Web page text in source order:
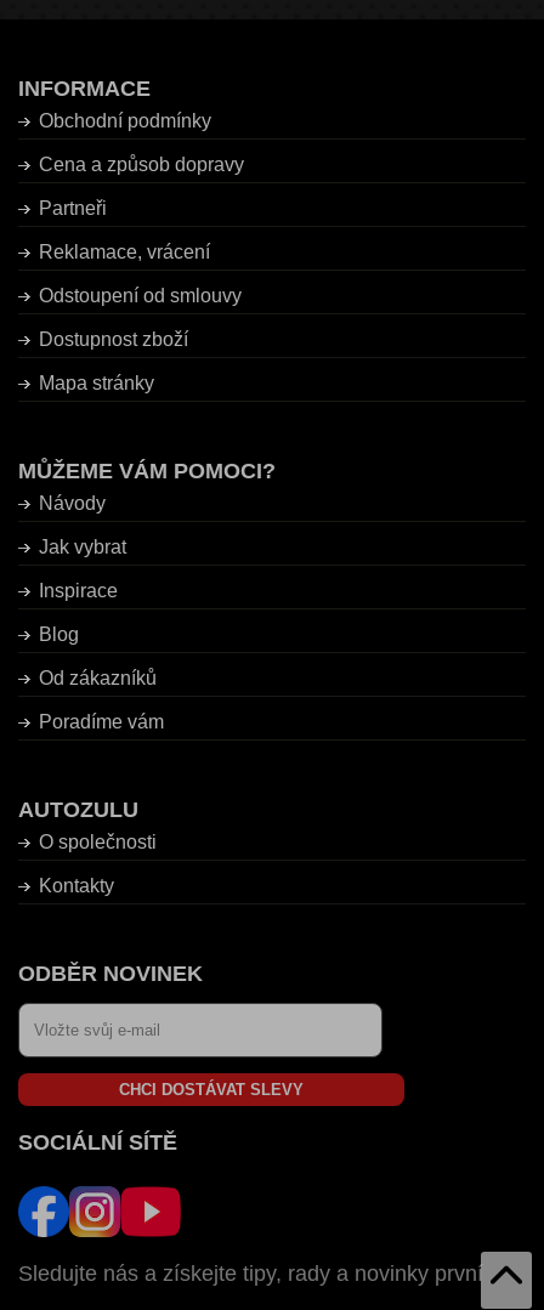
INFORMACE
Obchodní podmínky
Cena a způsob dopravy
Partneři
Reklamace, vrácení
Odstoupení od smlouvy
Dostupnost zboží
Mapa stránky
MŮŽEME VÁM POMOCI?
Návody
Jak vybrat
Inspirace
Blog
Od zákazníků
Poradíme vám
AUTOZULU
O společnosti
Kontakty
ODBĚR NOVINEK
CHCI DOSTÁVAT SLEVY
SOCIÁLNÍ SÍTĚ
Sledujte nás a získejte tipy, rady a novinky první